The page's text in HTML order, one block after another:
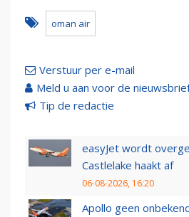
oman air
Verstuur per e-mail
Meld u aan voor de
Tip de redactie
easyJet wordt
Castlelake haakt af
06-08-2026, 16:20
Apollo geen